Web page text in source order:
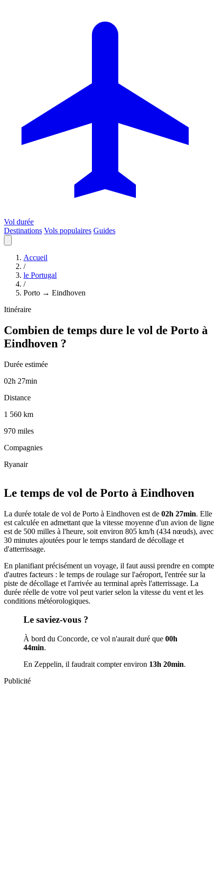
Vol durée
Destinations Vols populaires Guides
Accueil
/
le Portugal
/
Porto → Eindhoven
Itinéraire
Combien de temps dure le vol de Porto à
Eindhoven ?
Durée estimée
02h 27min
Distance
1 560 km
970 miles
Compagnies
Ryanair
+
Le temps de vol de Porto à Eindhoven
La durée totale de vol de Porto à Eindhoven est de 02h 27min. Elle
est calculée en admettant que la vitesse moyenne d'un avion de ligne
est de 500 milles à l'heure, soit environ 805 km/h (434 nœuds), avec
30 minutes ajoutées pour le temps standard de décollage et
d'atterrissage.
En planifiant précisément un voyage, il faut aussi prendre en compte
d'autres facteurs : le temps de roulage sur l'aéroport, l'entrée sur la
piste de décollage et l'arrivée au terminal après l'atterrissage. La
durée réelle de votre vol peut varier selon la vitesse du vent et les
conditions météorologiques.
Le saviez-vous ?
À bord du Concorde, ce vol n'aurait duré que 00h
44min.
En Zeppelin, il faudrait compter environ 13h 20min.
Publicité